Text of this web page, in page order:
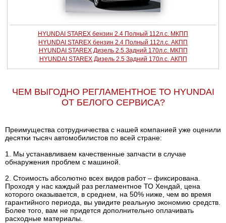
HYUNDAI STAREX бензин 2.4 Полный 112л.с. МКПП
HYUNDAI STAREX бензин 2.4 Полный 112л.с. АКПП
HYUNDAI STAREX Дизель 2.5 Задний 170л.с. МКПП
HYUNDAI STAREX Дизель 2.5 Задний 170л.с. АКПП
ЧЕМ ВЫГОДНО РЕГЛАМЕНТНОЕ ТО HYUNDAI
ОТ БЕЛОГО СЕРВИСА?
Преимущества сотрудничества с нашей компанией уже оценили
десятки тысяч автомобилистов по всей стране:
1. Мы устанавливаем качественные запчасти в случае
обнаружения проблем с машиной.
2. Стоимость абсолютно всех видов работ – фиксирована.
Проходя у нас каждый раз регламентное ТО Хендай, цена
которого оказывается, в среднем, на 50% ниже, чем во время
гарантийного периода, вы увидите реальную экономию средств.
Более того, вам не придется дополнительно оплачивать
расходные материалы.